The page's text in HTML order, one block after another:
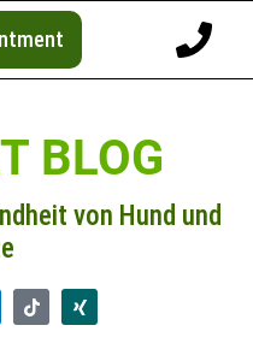
BLOG
von Hund und